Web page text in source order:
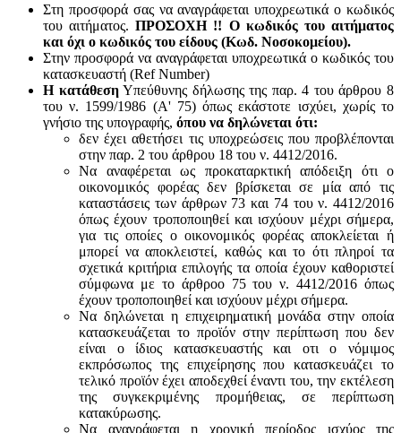
Στη προσφορά σας να αναγράφεται υποχρεωτικά ο κωδικός
του αιτήματος.ΠΡΟΣΟΧΗ !! Ο κωδικός του αιτήματος
και όχι ο κωδικός του είδους (Κωδ. Νοσοκομείου).
Στην προσφορά να αναγράφεται υποχρεωτικά ο κωδικός του
κατασκευαστή (Ref Number)
Η κατάθεσηΥπεύθυνης δήλωσης της παρ. 4 του άρθρου 8
του ν. 1599/1986 (Α' 75) όπως εκάστοτε ισχύει, χωρίς το
γνήσιο της υπογραφής, όπου να δηλώνεται ότι:
δεν έχει αθετήσει τις υποχρεώσεις που προβλέπονται
στην παρ. 2 του άρθρου 18 του ν. 4412/2016.
Να αναφέρεται ως προκαταρκτική απόδειξη ότι ο
οικονομικός φορέας δεν βρίσκεται σε μία από τις
καταστάσεις των άρθρων 73 και 74 του ν. 4412/2016
όπως έχουν τροποποιηθεί και ισχύουν μέχρι σήμερα,
για τις οποίες ο οικονομικός φορέας αποκλείεται ή
μπορεί να αποκλειστεί, καθώς και το ότι πληροί τα
σχετικά κριτήρια επιλογής τα οποία έχουν καθοριστεί
σύμφωνα με τo άρθροo 75 του ν. 4412/2016 όπως
έχουν τροποποιηθεί και ισχύουν μέχρι σήμερα.
Να δηλώνεται η επιχειρηματική μονάδα στην οποία
κατασκευάζεται το προϊόν στην περίπτωση που δεν
είναι ο ίδιος κατασκευαστής και oτι ο νόμιμος
εκπρόσωπος της επιχείρησης που κατασκευάζει το
τελικό προϊόν έχει αποδεχθεί έναντι του, την εκτέλεση
της συγκεκριμένης προμήθειας, σε περίπτωση
κατακύρωσης.
Να αναγράφεται η χρονική περίοδος ισχύος της